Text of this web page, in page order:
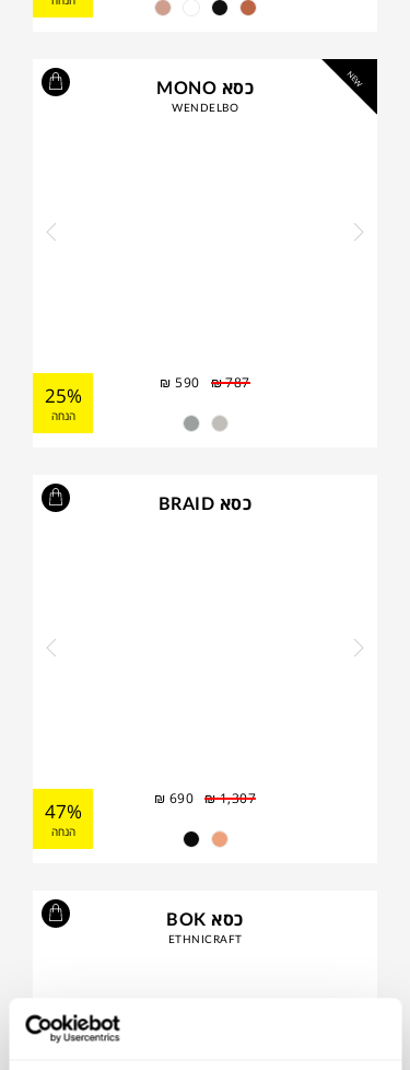
NEW כסא MONO
WENDELBO
₪787
₪ 590
25%
הנחה
כסא BRAID
₪1,307
₪ 690
47%
הנחה
כסא BOK
ETHNICRAFT